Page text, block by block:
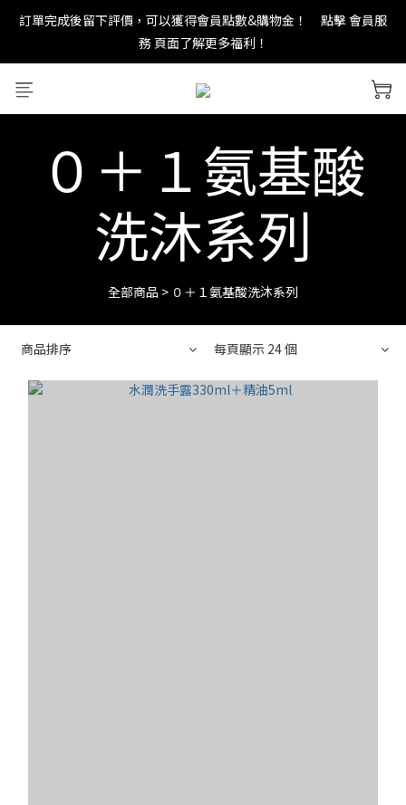
new in：火山岩擴香裝置
務 頁面了解更多福利！
＊ 新舊會員登錄享有$50元購物金與免運優惠 ＊           點擊 會員服
務 頁面了解更多福利！
０＋１氨基酸
洗沐系列
全部商品 > ０＋１氨基酸洗沐系列
商品排序 每頁顯示 24 個